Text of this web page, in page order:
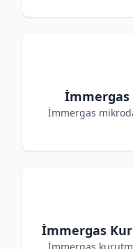
İmmergas
İmmergas
İmmergas